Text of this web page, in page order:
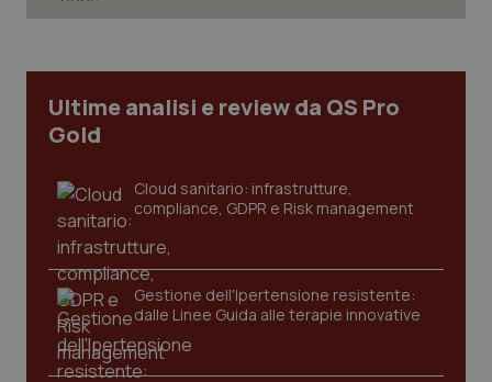
Ultime analisi e review da QS Pro
Gold
Cloud sanitario: infrastrutture,
compliance, GDPR e Risk management
Gestione dell'Ipertensione resistente:
dalle Linee Guida alle terapie innovative
VISITOR_PRIVACY_METADATA
YouTube
5